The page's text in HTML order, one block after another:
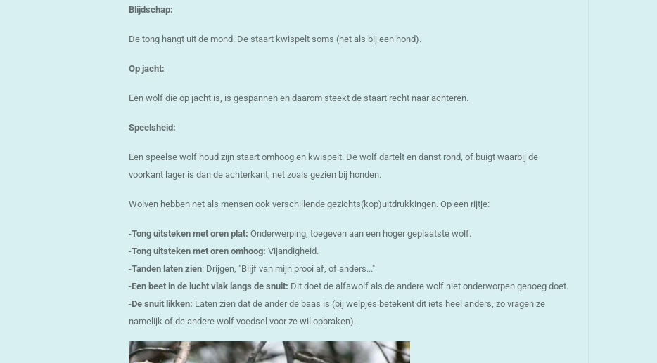
Blijdschap:
De tong hangt uit de mond. De staart kwispelt soms (net als bij een hond).
Op jacht:
Een wolf die op jacht is, is gespannen en daarom steekt de staart recht naar achteren.
Speelsheid:
Een speelse wolf houd zijn staart omhoog en kwispelt. De wolf dartelt en danst rond, of buigt waarbij de
voorkant lager is dan de achterkant, net zoals gezien bij honden.
Wolven hebben net als mensen ook verschillende gezichts(kop)uitdrukkingen. Op een rijtje:
-Tong uitsteken met oren plat: Onderwerping, toegeven aan een hoger geplaatste wolf.
-Tong uitsteken met oren omhoog: Vijandigheid.
-Tanden laten zien: Drijgen, "Blijf van mijn prooi af, of anders..."
-Een beet in de lucht vlak langs de snuit: Dit doet de alfawolf als de andere wolf niet onderworpen genoeg doet.
-De snuit likken: Laten zien dat de ander de baas is (bij welpjes betekent dit iets heel anders, zo vragen ze
namelijk of de andere wolf voedsel voor ze wil opbraken).